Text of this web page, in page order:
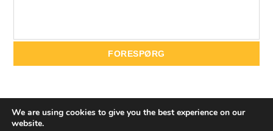
We are using cookies to give you the best experience on our
website.